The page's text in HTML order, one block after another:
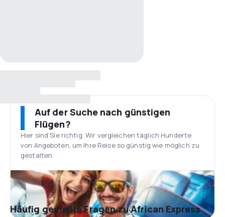
Auf der Suche nach günstigen
Flügen?
Hier sind Sie richtig. Wir vergleichen täglich Hunderte
von Angeboten, um Ihre Reise so günstig wie möglich zu
gestalten.
Häufig gestellte Fragen zu African Express